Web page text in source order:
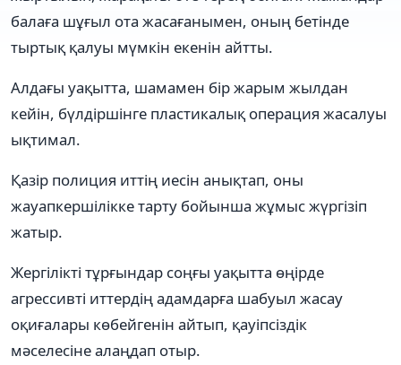
балаға шұғыл ота жасағанымен, оның бетінде
тыртық қалуы мүмкін екенін айтты.
Алдағы уақытта, шамамен бір жарым жылдан
кейін, бүлдіршінге пластикалық операция жасалуы
ықтимал.
Қазір полиция иттің иесін анықтап, оны
жауапкершілікке тарту бойынша жұмыс жүргізіп
жатыр.
Жергілікті тұрғындар соңғы уақытта өңірде
агрессивті иттердің адамдарға шабуыл жасау
оқиғалары көбейгенін айтып, қауіпсіздік
мәселесіне алаңдап отыр.